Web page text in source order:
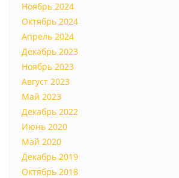
Ноябрь 2024
Октябрь 2024
Апрель 2024
Декабрь 2023
Ноябрь 2023
Август 2023
Май 2023
Декабрь 2022
Июнь 2020
Май 2020
Декабрь 2019
Октябрь 2018